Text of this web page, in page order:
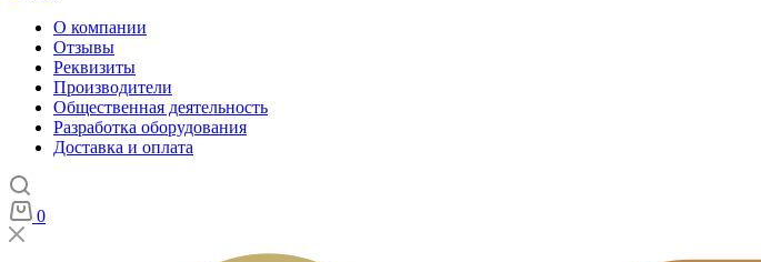
О компании
Отзывы
Реквизиты
Производители
Общественная деятельность
Разработка оборудования
Доставка и оплата
0